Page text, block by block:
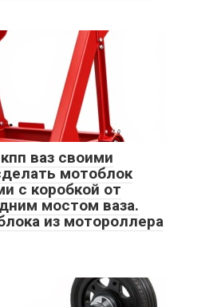
ваз своими
мотоблок
с коробкой от
мостом ваза.
из мотороллера